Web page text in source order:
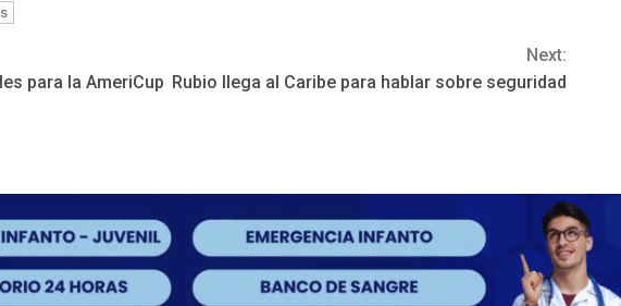
para la AmeriCup
Next:
Rubio llega al Caribe para hablar sobre seguridad